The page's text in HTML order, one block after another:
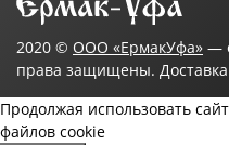
2020 © ООО «ЕрмакУфа» —
права защищены. Доставка
Продолжая использовать
файлов cookie